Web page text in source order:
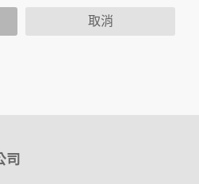
討論區中任意公開個人資料的行
記錄相關行徑，包括您使用連線
用的瀏覽器、瀏覽及點選資料記
取消
司